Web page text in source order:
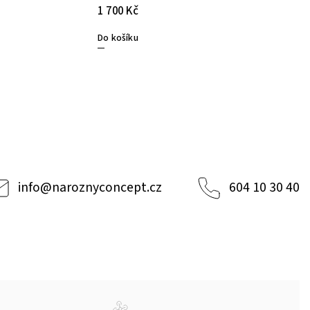
1 700 Kč
Do košíku
info@naroznyconcept.cz 604 10 30 40